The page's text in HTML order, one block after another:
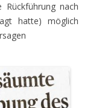
nach
hatte) möglich